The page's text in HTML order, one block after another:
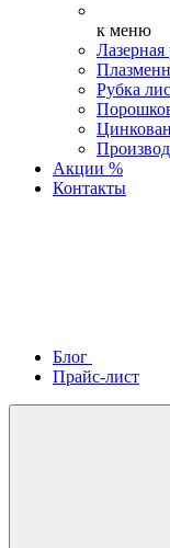
к меню
Лазерная
Рубка
Акции %
Контакты
Блог
Прайс-лист